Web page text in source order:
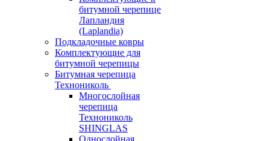
битумной черепице
Лапландия
(Laplandia)
Подкладочные ковры
Комплектующие для
битумной черепицы
Битумная черепица
Технониколь
Многослойная
черепица
Технониколь
SHINGLAS
Однослойная